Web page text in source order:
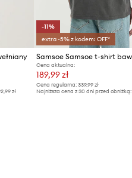
zł
-11%
extra -5% z kodem: OFF*
Cena aktualna:
189,99 zł
Cena regularna:339,99 zł
Najniższa cena z 30 dni przed obniżką: